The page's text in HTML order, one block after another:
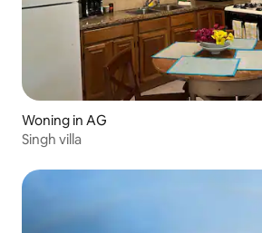
Woning in AG
Singh villa